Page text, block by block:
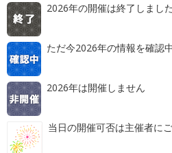
2026年の開催は終了しました
ただ今2026年の情報を確認
2026年は開催しません
当日の開催可否は主催者に